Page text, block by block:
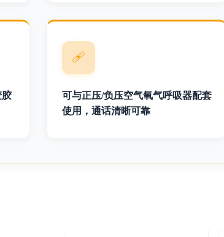
胶
🩹
可与正压/负压空气氧气呼吸器配套
使用，通话清晰可靠